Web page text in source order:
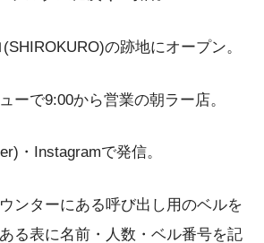
の跡地にオープン。
ーで9:00から営業の朝ラー店。
・Instagramで発信。
ンターにある呼び出し用のベルを
る表に名前・人数・ベル番号を記